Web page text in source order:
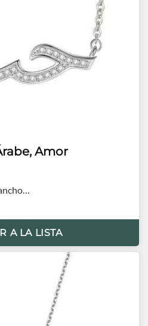
Amor
posibles
A LA LISTA